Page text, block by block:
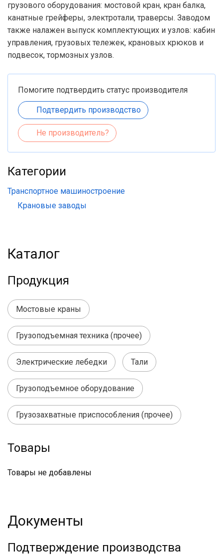
грузового оборудования: мостовой кран, кран балка,
канатные грейферы, электротали, траверсы. Заводом
также налажен выпуск комплектующих и узлов: кабин
управления, грузовых тележек, крановых крюков и
подвесок, тормозных узлов.
Помогите подтвердить статус производителя
Подтвердить производство
Не производитель?
Категории
Транспортное машиностроение
Крановые заводы
Каталог
Продукция
Мостовые краны
Грузоподъемная техника (прочее)
Электрические лебедки Тали
Грузоподъемное оборудование
Грузозахватные приспособления (прочее)
Товары
Товары не добавлены
Документы
Подтверждение производства